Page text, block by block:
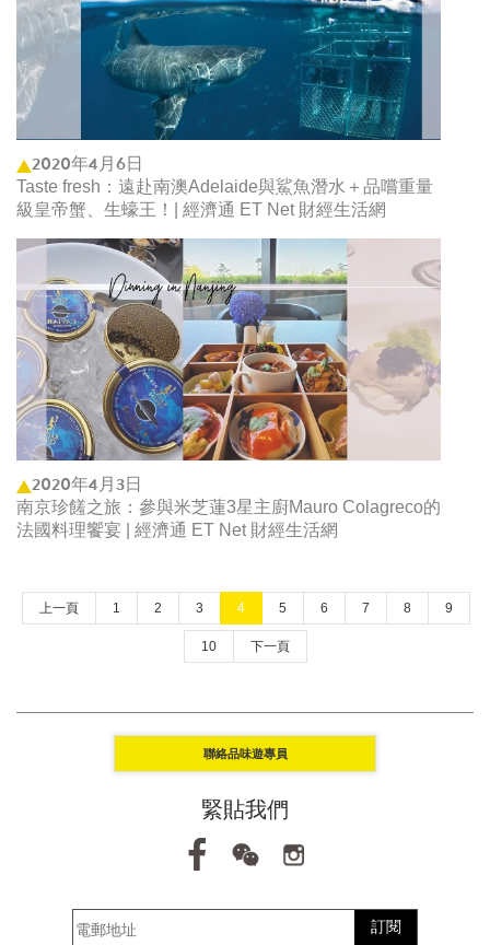
2020年4月6日
Taste fresh：遠赴南澳Adelaide與鯊魚潛水＋品嚐重量
級皇帝蟹、生蠔王！| 經濟通 ET Net 財經生活網
2020年4月3日
南京珍饈之旅：參與米芝蓮3星主廚Mauro Colagreco的
法國料理饗宴 | 經濟通 ET Net 財經生活網
上一頁 1 2 3 4 5 6 7 8 9
10 下一頁
聯絡品味遊專員
緊貼我們
訂閱